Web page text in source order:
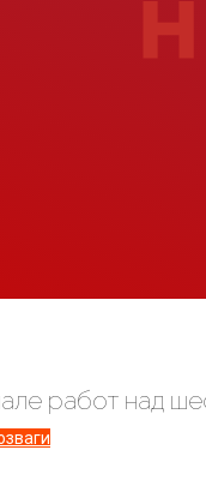
работ над